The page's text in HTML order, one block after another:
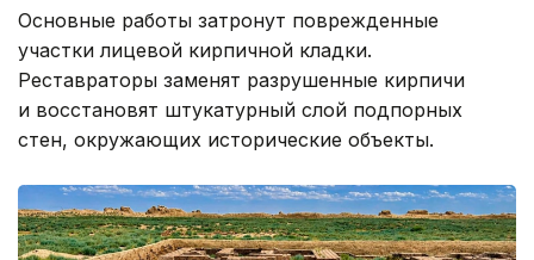
Основные работы затронут поврежденные
участки лицевой кирпичной кладки.
Реставраторы заменят разрушенные кирпичи
и восстановят штукатурный слой подпорных
стен, окружающих исторические объекты.